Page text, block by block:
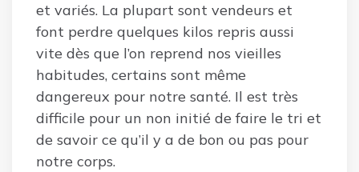
et variés. La plupart sont vendeurs et
font perdre quelques kilos repris aussi
vite dès que l’on reprend nos vieilles
habitudes, certains sont même
dangereux pour notre santé. Il est très
difficile pour un non initié de faire le tri et
de savoir ce qu’il y a de bon ou pas pour
notre corps.